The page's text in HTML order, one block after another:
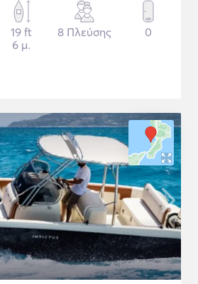
19 ft
6 μ.
8 Πλεύσης 0